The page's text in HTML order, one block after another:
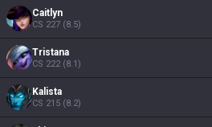
Caitlyn
CS 227 (8.5)
Tristana
CS 222(8.1)
Kalista
CS 215 (8.2)